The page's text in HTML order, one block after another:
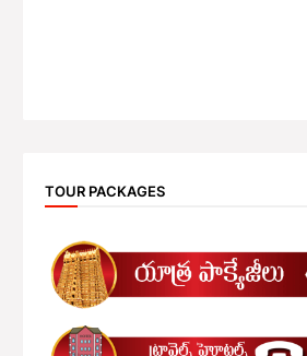
TOUR PACKAGES